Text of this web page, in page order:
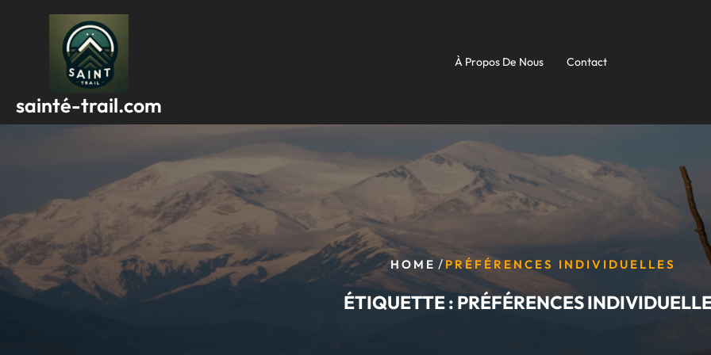
sainté-trail.com
À Propos De Nous Contact
HOME /PRÉFÉRENCES INDIVIDUELLES
ÉTIQUETTE : PRÉFÉRENCES